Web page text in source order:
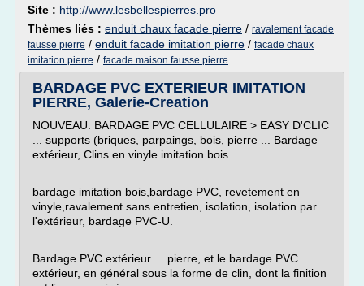
Site : http://www.lesbellespierres.pro
Thèmes liés : enduit chaux facade pierre / ravalement facade
fausse pierre / enduit facade imitation pierre / facade chaux
imitation pierre / facade maison fausse pierre
BARDAGE PVC EXTERIEUR IMITATION
PIERRE, Galerie-Creation
NOUVEAU: BARDAGE PVC CELLULAIRE > EASY D'CLIC
... supports (briques, parpaings, bois, pierre ... Bardage
extérieur, Clins en vinyle imitation bois
bardage imitation bois,bardage PVC, revetement en
vinyle,ravalement sans entretien, isolation, isolation par
l'extérieur, bardage PVC-U.
Bardage PVC extérieur ... pierre, et le bardage PVC
extérieur, en général sous la forme de clin, dont la finition